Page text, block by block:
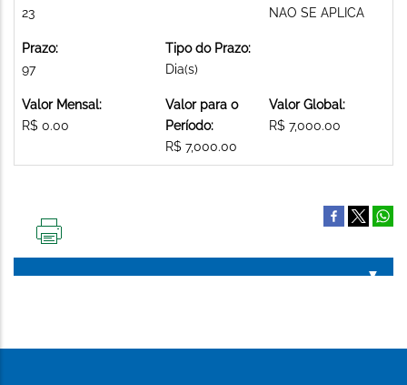
23
NAO SE APLICA
Prazo:
97
Tipo do Prazo:
Dia(s)
Valor Mensal:
R$ 0.00
Valor para o
Período:
R$ 7,000.00
Valor Global:
R$ 7,000.00
PÁGINA